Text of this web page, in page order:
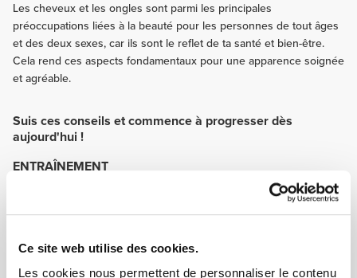
Ce site web utilise des cookies.
Les cookies nous permettent de personnaliser le contenu
Les cheveux et les ongles sont parmi les principales
préoccupations liées à la beauté pour les personnes de tout âges
et des deux sexes, car ils sont le reflet de ta santé et bien-être.
Cela rend ces aspects fondamentaux pour une apparence soignée
et agréable.
Suis ces conseils et commence à progresser dès
aujourd'hui !
ENTRAÎNEMENT
L'hydratation est essentielle lorsque tu fais de l'exercice. La transpiration
entraîne la perte d'une quantité considérable de liquides organiques
importante au maintien de la peau, des ongles et des cheveux en bonne
NUTRITION
La nutrition adéquate apporte les nutriments essentiels permettant de